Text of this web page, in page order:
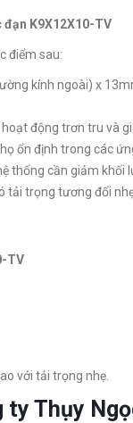
đạn K9X12X10-TV
điểm sau:
kính ngoài) x
động trơn tru và
ổn định trong các
thống cần giảm khối
tải trọng tương đối
TV
với tải trọng nhẹ.
ty Thụy